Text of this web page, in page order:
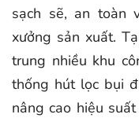
sạch sẽ, an toàn
xưởng sản xuất.
trung nhiều khu
thống hút lọc bụi
nâng cao hiệu